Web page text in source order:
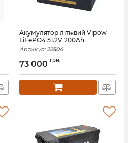
Акумулятор літієвий Vipow
LiFePO4 51.2V 200Ah
Артикул: 22504
73 000 грн.